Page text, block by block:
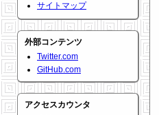
サイトマップ
外部コンテンツ
Twitter.com
GitHub.com
アクセスカウンタ